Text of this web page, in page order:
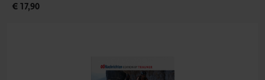
€ 17,90